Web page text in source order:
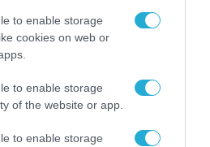
to enable storage
cookies on web or
to enable storage
of the website or app.
to enable storage